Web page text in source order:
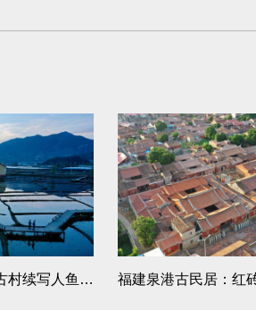
福建浦源：八百年古村续写人鱼佳话